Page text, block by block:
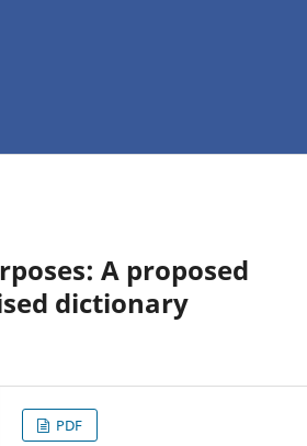
A proposed
dictionary
PDF